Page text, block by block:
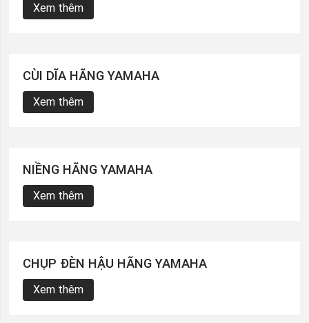
Xem thêm
CÙI DĨA HÃNG YAMAHA
Xem thêm
NIỀNG HÃNG YAMAHA
Xem thêm
CHỤP ĐÈN HẬU HÃNG YAMAHA
Xem thêm